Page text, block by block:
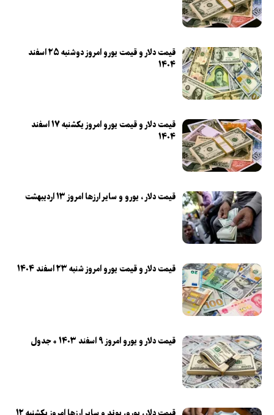
قیمت دلار و قیمت یورو امروز دوشنبه ۲۵ اسفند
۱۴۰۴
قیمت دلار و قیمت یورو امروز یکشنبه ۱۷ اسفند
۱۴۰۴
قیمت دلار ، یورو و سایر ارزها امروز ۱۳ اردیبهشت
قیمت دلار و قیمت یورو امروز شنبه ۲۳ اسفند ۱۴۰۴
قیمت دلار و یورو امروز ۹ اسفند ۱۴۰۳ + جدول